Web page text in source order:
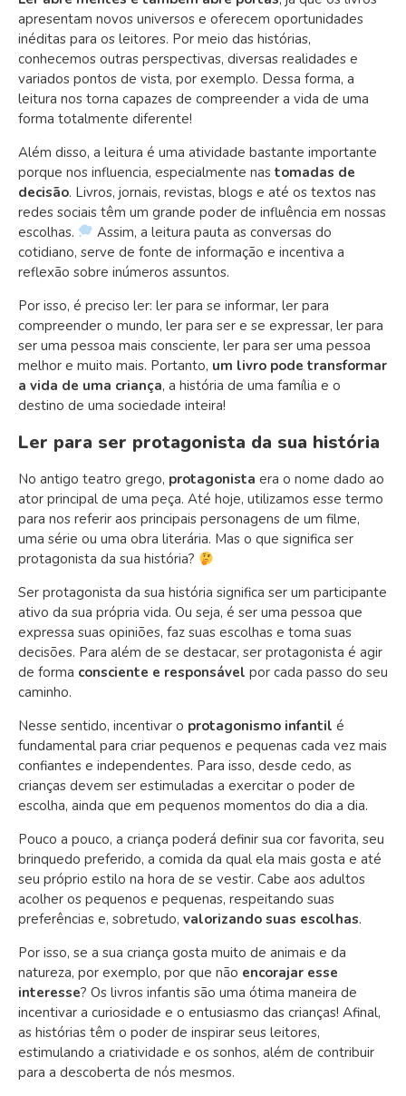
apresentam novos universos e oferecem oportunidades
inéditas para os leitores. Por meio das histórias,
conhecemos outras perspectivas, diversas realidades e
variados pontos de vista, por exemplo. Dessa forma, a
leitura nos torna capazes de compreender a vida de uma
forma totalmente diferente!
Além disso, a leitura é uma atividade bastante importante
porque nos influencia, especialmente nas tomadas de
decisão. Livros, jornais, revistas, blogs e até os textos nas
redes sociais têm um grande poder de influência em nossas
escolhas.
Assim, a leitura pauta as conversas do
cotidiano, serve de fonte de informação e incentiva a
reflexão sobre inúmeros assuntos.
Por isso, é preciso ler: ler para se informar, ler para
compreender o mundo, ler para ser e se expressar, ler para
ser uma pessoa mais consciente, ler para ser uma pessoa
melhor e muito mais. Portanto, um livro pode transformar
a vida de uma criança, a história de uma família e o
destino de uma sociedade inteira!
Ler para ser protagonista da sua história
No antigo teatro grego, protagonista era o nome dado ao
ator principal de uma peça. Até hoje, utilizamos esse termo
para nos referir aos principais personagens de um filme,
uma série ou uma obra literária. Mas o que significa ser
protagonista da sua história?
Ser protagonista da sua história significa ser um participante
ativo da sua própria vida. Ou seja, é ser uma pessoa que
expressa suas opiniões, faz suas escolhas e toma suas
decisões. Para além de se destacar, ser protagonista é agir
de forma consciente e responsável por cada passo do seu
caminho.
Nesse sentido, incentivar o protagonismo infantil é
fundamental para criar pequenos e pequenas cada vez mais
confiantes e independentes. Para isso, desde cedo, as
crianças devem ser estimuladas a exercitar o poder de
escolha, ainda que em pequenos momentos do dia a dia.
Pouco a pouco, a criança poderá definir sua cor favorita, seu
brinquedo preferido, a comida da qual ela mais gosta e até
seu próprio estilo na hora de se vestir. Cabe aos adultos
acolher os pequenos e pequenas, respeitando suas
preferências e, sobretudo, valorizando suas escolhas.
Por isso, se a sua criança gosta muito de animais e da
natureza, por exemplo, por que não encorajar esse
interesse? Os livros infantis são uma ótima maneira de
incentivar a curiosidade e o entusiasmo das crianças! Afinal,
as histórias têm o poder de inspirar seus leitores,
estimulando a criatividade e os sonhos, além de contribuir
para a descoberta de nós mesmos.